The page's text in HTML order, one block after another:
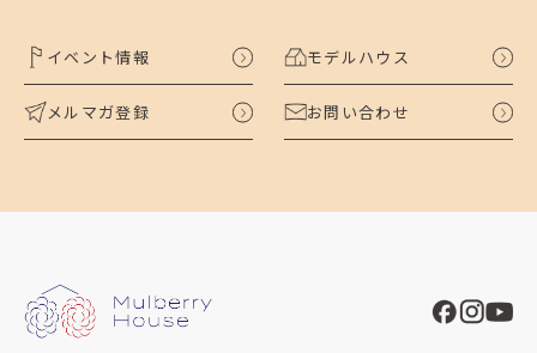
イベント情報 モデルハウス
メルマガ登録 お問い合わせ